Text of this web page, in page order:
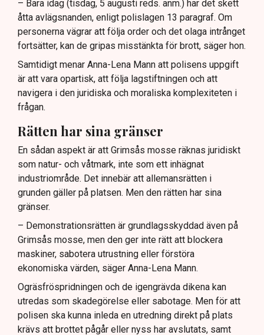
– Bara idag (tisdag, 5 augusti reds. anm.) har det skett
åtta avlägsnanden, enligt polislagen 13 paragraf. Om
personerna vägrar att följa order och det olaga intrånget
fortsätter, kan de gripas misstänkta för brott, säger hon.
Samtidigt menar Anna-Lena Mann att polisens uppgift
är att vara opartisk, att följa lagstiftningen och att
navigera i den juridiska och moraliska komplexiteten i
frågan.
Rätten har sina gränser
En sådan aspekt är att Grimsås mosse räknas juridiskt
som natur- och våtmark, inte som ett inhägnat
industriområde. Det innebär att allemansrätten i
grunden gäller på platsen. Men den rätten har sina
gränser.
– Demonstrationsrätten är grundlagsskyddad även på
Grimsås mosse, men den ger inte rätt att blockera
maskiner, sabotera utrustning eller förstöra
ekonomiska värden, säger Anna-Lena Mann.
Ogräsfröspridningen och de igengrävda dikena kan
utredas som skadegörelse eller sabotage. Men för att
polisen ska kunna inleda en utredning direkt på plats
krävs att brottet pågår eller nyss har avslutats, samt